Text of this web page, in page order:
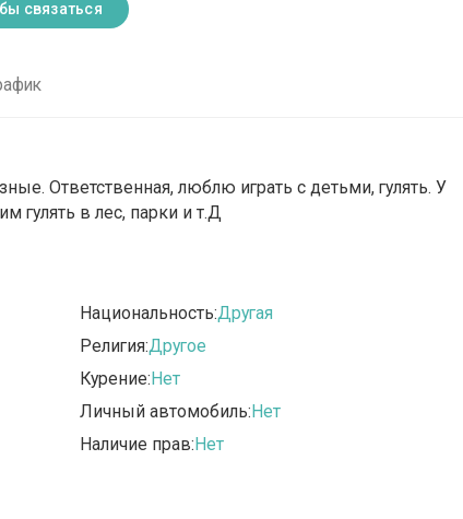
связаться
Ответственная, люблю играть с детьми, гулять. У
гулять в лес, парки и т.Д
Национальность:Другая
Религия:Другое
Курение:Нет
Личный автомобиль:Нет
Наличие прав:Нет